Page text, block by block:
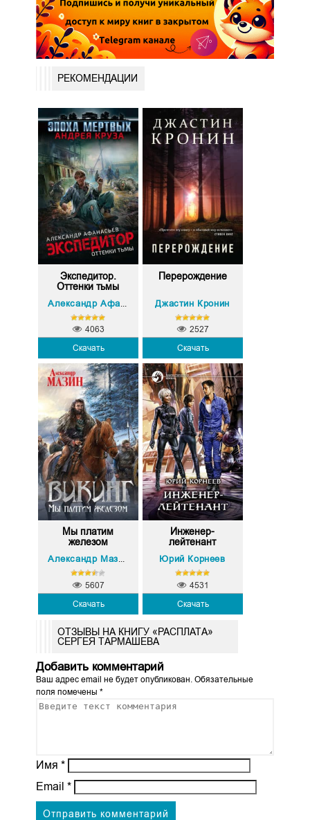
РЕКОМЕНДАЦИИ
Экспедитор.
Оттенки тьмы
Скачать
4063
Перерождение
Джастин Кронин
Скачать
2527
Мы платим
железом
Александр Мазин
Скачать
5607
Инженер-
лейтенант
Юрий Корнеев
Скачать
4531
ОТЗЫВЫ НА КНИГУ «РАСПЛАТА»
СЕРГЕЯ ТАРМАШЕВА
Добавить комментарий
Ваш адрес email не будет опубликован. Обязательные
поля помечены *
Имя *
Email *